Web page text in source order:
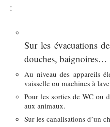
:
Sur les évacuations
douches, baignoires…
Au niveau des appareils
vaisselle ou machines à
Pour les sorties de WC ou
aux animaux.
Sur les canalisations d’un